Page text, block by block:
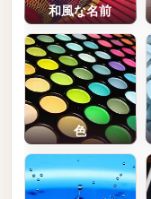
和風な名前
色